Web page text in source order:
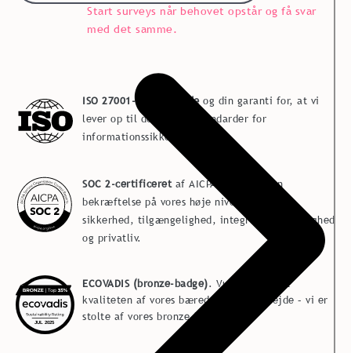
Start surveys når behovet opstår og få svar
med det samme.
ISO 27001-certificerede og din garanti for, at vi
lever op til de højeste standarder for
informationssikkerhed.
SOC 2-certificeret af AICPA (årligt) - en
bekræftelse på vores høje niveau inden for
sikkerhed, tilgængelighed, integritet, fortrolighed
og privatliv.
ECOVADIS (bronze-badge). Vurderer årligt
kvaliteten af vores bæredygtighedsarbejde – vi er
stolte af vores bronze-badge.